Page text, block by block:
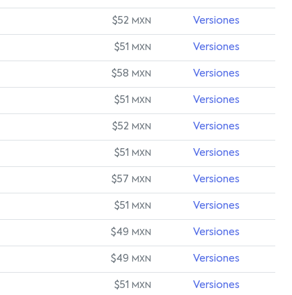
$52 MXN Versiones
$51 MXN Versiones
$58 MXN Versiones
$51 MXN Versiones
$52 MXN Versiones
$51 MXN Versiones
$57 MXN Versiones
$51 MXN Versiones
$49 MXN Versiones
$49 MXN Versiones
$51 MXN Versiones